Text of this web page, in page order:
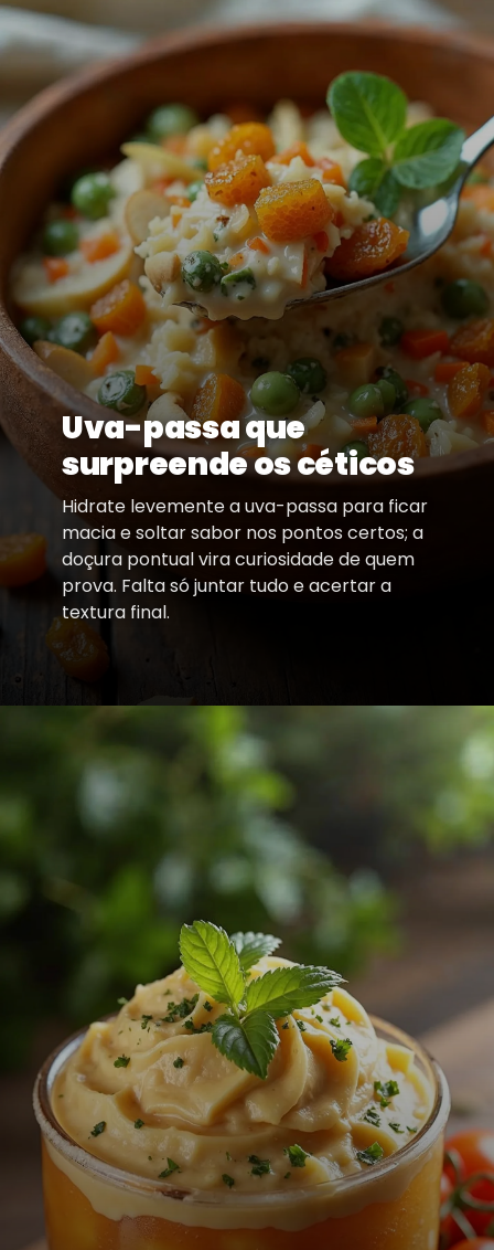
Uva-passa que
surpreende os céticos
Hidrate levemente a uva-passa para ficar
macia e soltar sabor nos pontos certos; a
doçura pontual vira curiosidade de quem
prova. Falta só juntar tudo e acertar a
textura final.